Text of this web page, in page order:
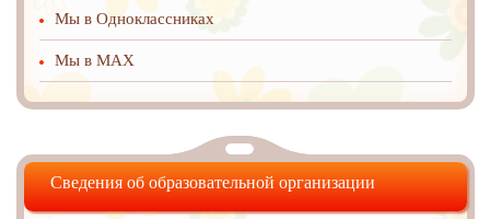
Мы в Одноклассниках
Мы в MAX
Сведения об образовательной организации